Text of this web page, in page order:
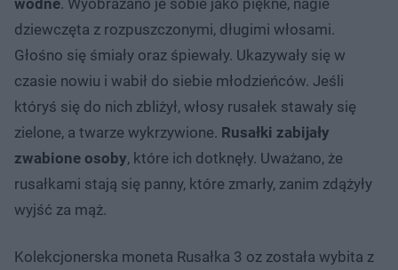
dziewczęta z rozpuszczonymi, długimi włosami.
Głośno się śmiały oraz śpiewały. Ukazywały się w
czasie nowiu i wabił do siebie młodzieńców. Jeśli
któryś się do nich zbliżył, włosy rusałek stawały się
zielone, a twarze wykrzywione. Rusałki zabijały
zwabione osoby, które ich dotknęły. Uważano, że
rusałkami stają się panny, które zmarły, zanim zdążyły
wyjść za mąż.
Kolekcjonerska moneta Rusałka 3 oz została wybita z